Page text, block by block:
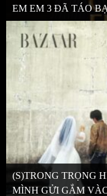
EM EM 3 ĐÃ TÁO
(S)TRONG TRỌNG
MÌNH GỬI GẮM